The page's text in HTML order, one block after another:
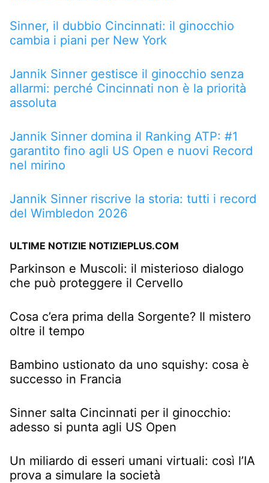
Sinner, il dubbio Cincinnati: il ginocchio
cambia i piani per New York
Jannik Sinner gestisce il ginocchio senza
allarmi: perché Cincinnati non è la priorità
assoluta
Jannik Sinner domina il Ranking ATP: #1
garantito fino agli US Open e nuovi Record
nel mirino
Jannik Sinner riscrive la storia: tutti i record
del Wimbledon 2026
ULTIME NOTIZIE NOTIZIEPLUS.COM
Parkinson e Muscoli: il misterioso dialogo
che può proteggere il Cervello
Cosa c’era prima della Sorgente? Il mistero
oltre il tempo
Bambino ustionato da uno squishy: cosa è
successo in Francia
Sinner salta Cincinnati per il ginocchio:
adesso si punta agli US Open
Un miliardo di esseri umani virtuali: così l’IA
prova a simulare la società